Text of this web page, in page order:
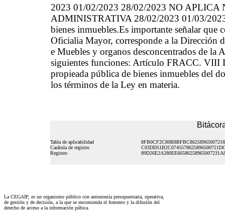
2023 01/02/2023 28/02/2023 NO
ADMINISTRATIVA 28/02/2023 01/03/2023
bienes inmuebles.Es importante señalar
Oficialia Mayor, corresponde a la Dirección
e Muebles y organos desconcentrados de la
siguientes funciones: Artículo FRACC. VIII
propieada pública de bienes inmuebles del
los términos de la Ley en materia.
Tabla de aplicabilidad
Carátula de registro
Registro
La CEGAIP, es un organismo público con autonomía presupuestaria, operativa,
de gestión y de decisión, a la que se encomienda el fomento y la difusión del
derecho de acceso a la información púbica.